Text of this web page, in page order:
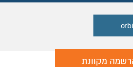
מקוונת